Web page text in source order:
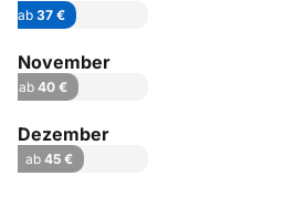
ab 37 €
November
ab40 €
Dezember
ab 45 €